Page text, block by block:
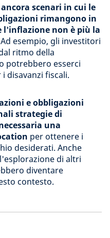
scenari in cui le
rimangono in
non è più la
Ad esempio, gli investitori
ritmo della
potrebbero esserci
disavanzi fiscali.
e obbligazioni
strategie di
una
per ottenere i
desiderati. Anche
di altri
diventare
contesto.